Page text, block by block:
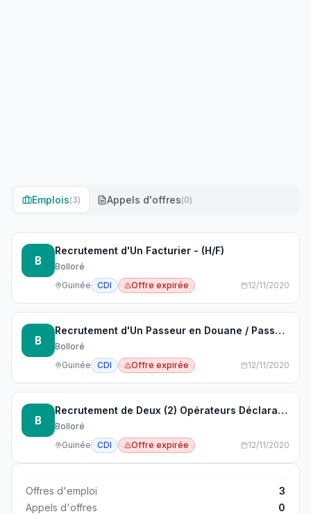
Emplois(3) Appels d'offres(0)
B
Recrutement d'Un Facturier - (H/F)
Bolloré
Guinée
CDI Offre expirée 12/11/2020
B
Recrutement d'Un Passeur en Douane / Passeur THC & Consignation - (H/F)
Bolloré
Guinée
CDI Offre expirée 12/11/2020
B
Recrutement de Deux (2) Opérateurs Déclarants - (H/F)
Bolloré
Guinée
CDI Offre expirée 12/11/2020
Offres d'emploi
3
Appels d'offres
0